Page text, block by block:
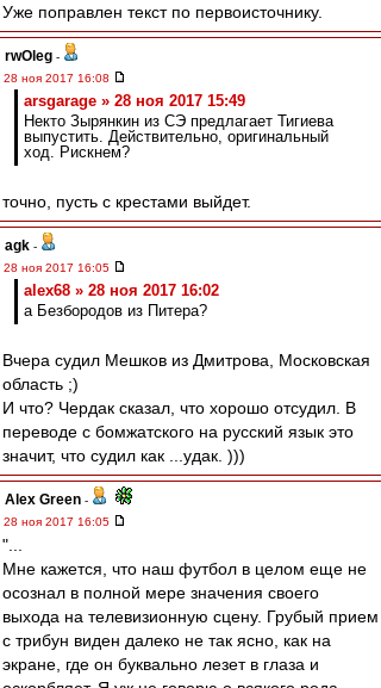
Уже поправлен текст по первоисточнику.
rwOleg -
28 ноя 2017 16:08
arsgarage » 28 ноя 2017 15:49
Некто Зырянкин из СЭ предлагает Тигиева
выпустить. Действительно, оригинальный
ход. Рискнем?
точно, пусть с крестами выйдет.
agk -
28 ноя 2017 16:05
alex68 » 28 ноя 2017 16:02
а Безбородов из Питера?
Вчера судил Мешков из Дмитрова, Московская
область ;)
И что? Чердак сказал, что хорошо отсудил. В
переводе с бомжатского на русский язык это
значит, что судил как ...удак. )))
Alex Green -
28 ноя 2017 16:05
"...
Мне кажется, что наш футбол в целом еще не
осознал в полной мере значения своего
выхода на телевизионную сцену. Грубый прием
с трибун виден далеко не так ясно, как на
экране, где он буквально лезет в глаза и